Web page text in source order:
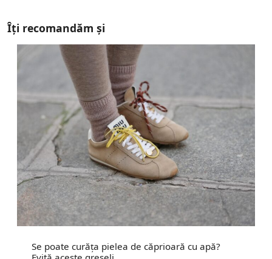
Îți recomandăm și
Se poate curăța pielea de căprioară cu apă?